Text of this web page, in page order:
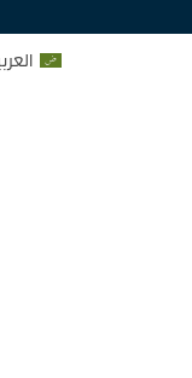
العربية